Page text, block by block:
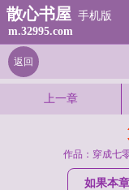
散心书屋 手机版
m.32995.com
返回
上一章
作品：穿成七
如果本